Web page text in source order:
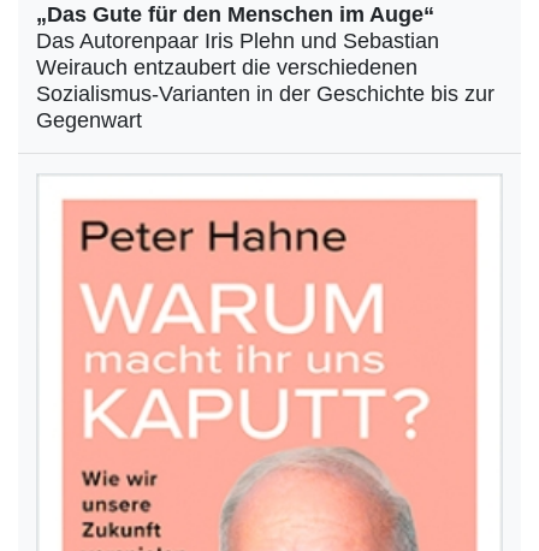
„Das Gute für den Menschen im Auge“
Das Autorenpaar Iris Plehn und Sebastian
Weirauch entzaubert die verschiedenen
Sozialismus-Varianten in der Geschichte bis zur
Gegenwart